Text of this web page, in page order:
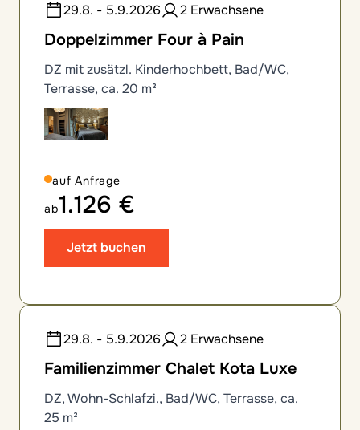
29.8. - 5.9.2026 2 Erwachsene
Doppelzimmer Four à Pain
DZ mit zusätzl. Kinderhochbett, Bad/WC,
Terrasse, ca. 20 m²
auf Anfrage
ab1.126 €
Jetzt buchen
29.8. - 5.9.2026 2 Erwachsene
Familienzimmer Chalet Kota Luxe
DZ, Wohn-Schlafzi., Bad/WC, Terrasse, ca.
25 m²